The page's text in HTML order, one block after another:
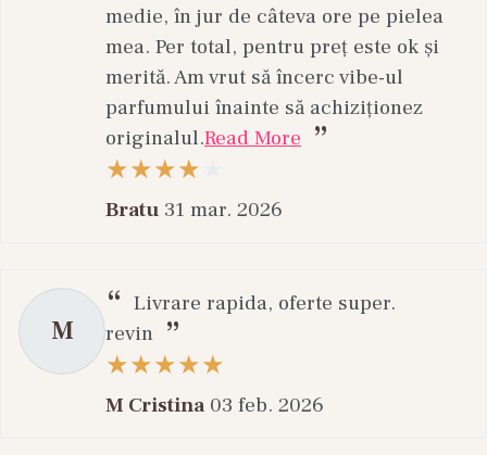
medie, în jur de câteva ore pe pielea
mea. Per total, pentru preț este ok și
merită. Am vrut să încerc vibe-ul
parfumului înainte să achiziționez
originalul.Read More
Bratu 31 mar. 2026
M
Livrare rapida, oferte super.
revin
M Cristina 03 feb. 2026